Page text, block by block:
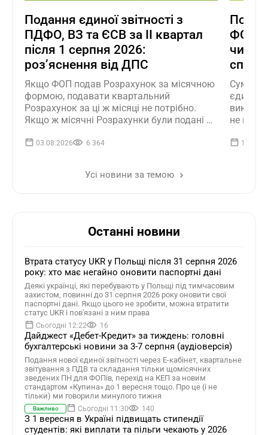
Подання єдиної звітності з
ПДФО, ВЗ та ЄСВ за ІІ квартал
після 1 серпня 2026:
розʼяснення від ДПС
Якщо ФОП подав Розрахунок за місячною
формою, подавати квартальний
Розрахунок за ці ж місяці не потрібно.
Якщо ж місячні Розрахунки були подані не
Розрахунок подається лише за ті місяці,
03.08.2026 6 364
чи є
Суми
не
Усі новини за темою
Останні новини
Втрата статусу UKR у Польщі після 31 серпня 2026
року: хто має негайно оновити паспортні дані
Деякі українці, які перебувають у Польщі під тимчасовим
захистом, повинні до 31 серпня 2026 року оновити свої
паспортні дані. Якщо цього не зробити, можна втратити
статус UKR і пов'язані з ним права
Сьогодні 12:22 16
Дайджест «Дебет-Кредит» за тиждень: головні
бухгалтерські новини за 3-7 серпня (аудіоверсія)
Подання нової єдиної звітності через Е-кабінет, квартальне
звітування з ПДВ та складання тільки щомісячних
зведених ПН для ФОПів, перехід на КЕП за новим
стандартом «Купина» до 1 вересня тощо. Про це (і не
тільки) ми говорили минулого тижня
Важливо Сьогодні 11:30 140
З 1 вересня в Україні підвищать стипендії
студентів: які виплати та пільги чекають у 2026